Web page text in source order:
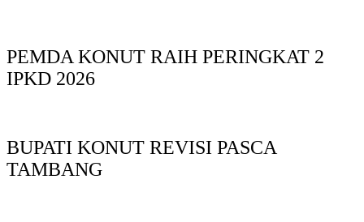
PEMDA KONUT RAIH PERINGKAT 2
IPKD 2026
BUPATI KONUT REVISI PASCA
TAMBANG